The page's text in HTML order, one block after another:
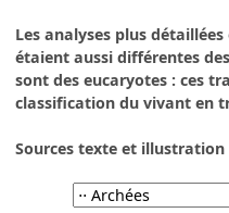
Les analyses plus
étaient aussi différentes
sont des eucaryotes : ces
classification du vivant en
Sources texte et